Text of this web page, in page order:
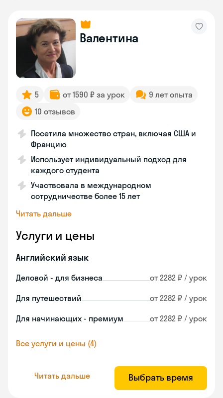
Валентина
5 от 1590 ₽ за урок
9 лет опыта
10 отзывов
Посетила множество стран, включая США и
Францию
Использует индивидуальный подход для
каждого студента
Участвовала в международном
сотрудничестве более 15 лет
Читать дальше
Услуги и цены
Английский язык
Деловой - для бизнеса от 2282 ₽ / урок
Для путешествий от 2282 ₽ / урок
Для начинающих - премиум от 2282 ₽ / урок
Все услуги и цены (4)
Читать дальше Выбрать время